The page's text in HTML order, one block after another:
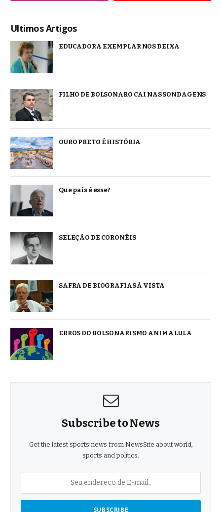
Ultimos Artigos
EDUCADORA EXEMPLAR NOS DEIXA
FILHO DE BOLSONARO CAI NAS SONDAGENS
OURO PRETO É HISTÓRIA
Que país é esse?
SELEÇÃO DE CORONÉIS
SAFRA DE BIOGRAFIAS À VISTA
ERROS DO BOLSONARISMO ANIMA LULA
Subscribe to News
Get the latest sports news from NewsSite about world,
sports and politics.